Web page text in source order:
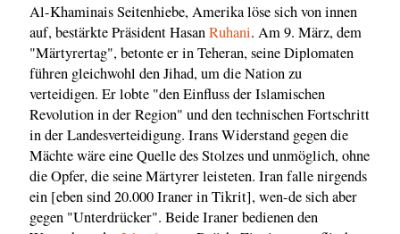
Al-Khaminais Seitenhiebe, Amerika löse sich von innen
auf, bestärkte Präsident HasanRuhani. Am 9. März, dem
"Märtyrertag", betonte er in Teheran, seine Diplomaten
führen gleichwohl den Jihad, um die Nation zu
verteidigen. Er lobte "den Einfluss der Islamischen
Revolution in der Region" und den technischen Fortschritt
in der Landesverteidigung. Irans Widerstand gegen die
Mächte wäre eine Quelle des Stolzes und unmöglich, ohne
die Opfer, die seine Märtyrer leisteten. Iran falle nirgends
ein [eben sind 20.000 Iraner in Tikrit], wen-de sich aber
gegen "Unterdrücker". Beide Iraner bedienen den